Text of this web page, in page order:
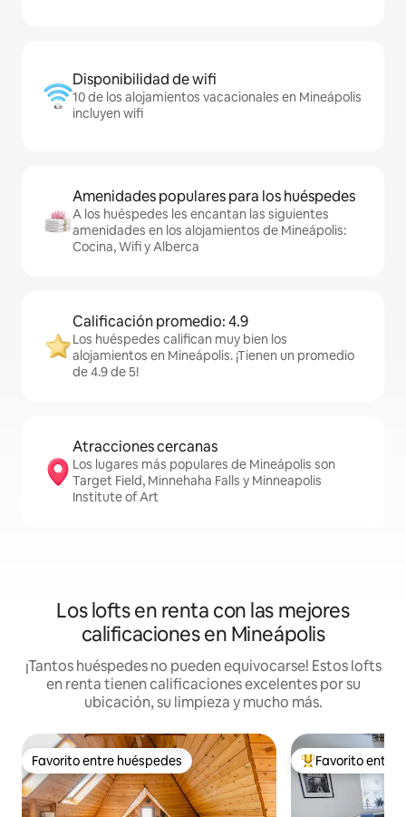
Disponibilidad de wifi
10 de los alojamientos vacacionales en Mineápolis
incluyen wifi
Amenidades populares para los huéspedes
A los huéspedes les encantan las siguientes
amenidades en los alojamientos de Mineápolis:
Cocina, Wifi y Alberca
Calificación promedio: 4.9
Los huéspedes califican muy bien los
alojamientos en Mineápolis. ¡Tienen un promedio
de 4.9 de 5!
Atracciones cercanas
Los lugares más populares de Mineápolis son
Target Field, Minnehaha Falls y Minneapolis
Institute of Art
Los lofts en renta con las mejores
calificaciones en Mineápolis
¡Tantos huéspedes no pueden equivocarse! Estos lofts
en renta tienen calificaciones excelentes por su
ubicación, su limpieza y mucho más.
Favorito entre huéspedes
Favorito entre huéspedes De los mejores
Favorito entre